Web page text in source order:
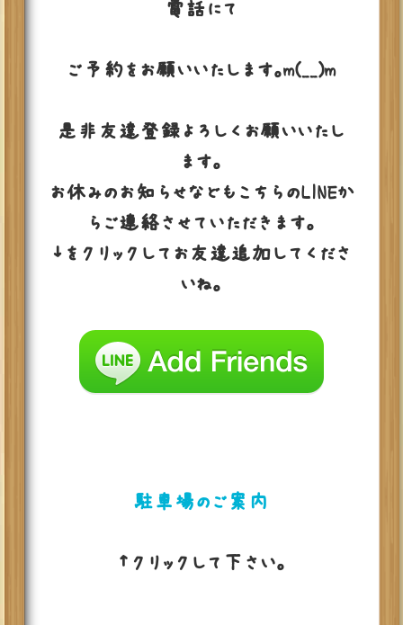
電話にて
ご予約をお願いいたします。m(__)m
是非友達登録よろしくお願いいたし
ます。
お休みのお知らせなどもこちらのLINEか
らご連絡させていただきます。
↓をクリックしてお友達追加してくださ
いね。
駐車場のご案内
↑クリックして下さい。